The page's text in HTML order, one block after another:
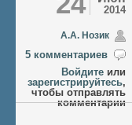
2014
А.А. Нозик
5 комментариев
Войдите или
зарегистрируйтесь,
чтобы отправлять
комментарии